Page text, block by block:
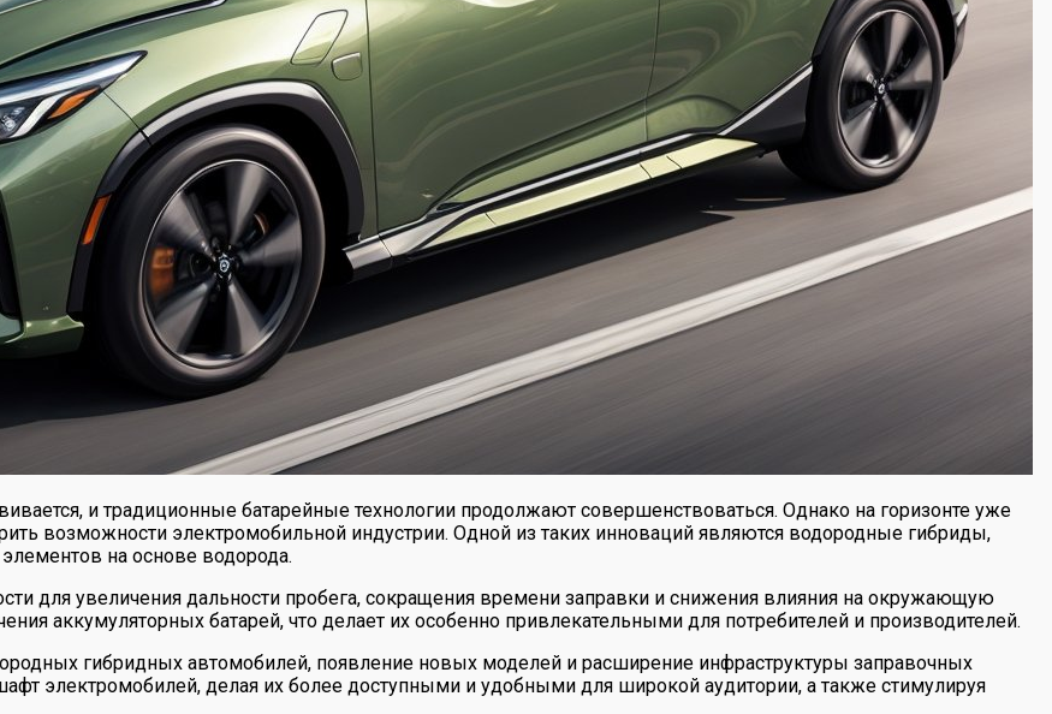
и традиционные батарейные технологии продолжают совершенствоваться. Однако на горизонте уже
возможности электромобильной индустрии. Одной из таких инноваций являются водородные гибриды,
на основе водорода.
для увеличения дальности пробега, сокращения времени заправки и снижения влияния на окружающую
аккумуляторных батарей, что делает их особенно привлекательными для потребителей и производителей.
гибридных автомобилей, появление новых моделей и расширение инфраструктуры заправочных
электромобилей, делая их более доступными и удобными для широкой аудитории, а также стимулируя